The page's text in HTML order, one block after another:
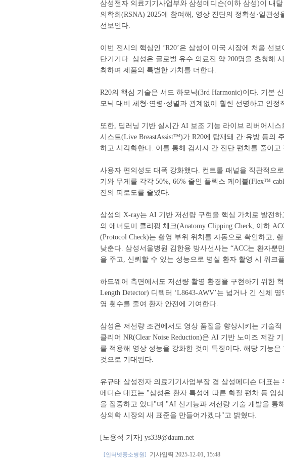
삼성전자 의료기기사업부와 삼성메디슨(이하 삼성)이 내
의학회(RSNA) 2025에 참여해, 영상 진단의 정확성·일관
선보인다.
이번 전시의 핵심인 ‘R20’은 삼성이 미국 시장에 처음 선
단기기다. 삼성은 글로벌 유수 의료진 약 200명을 초청해
최하며 제품의 특별한 가치를 더한다.
R20의 핵심 기술은 서드 하모닉(3rd Harmonic)이다. 기본
모닉 대비 체형·연령·성별과 관계없이 훨씬 선명하고 안정
또한, 딥러닝 기반 실시간 AI 보조 기능 라이브 리버어시
시스트(Live BreastAssist™)가 R20에 탑재돼 간·유방 등의
하고 시각화한다. 이를 통해 검사자 간 진단 편차를 줄이고
사용자 편의성도 대폭 강화했다. 컨트롤 패널을 직관적으
기와 무게를 각각 50%, 66% 줄인 플렉스 케이블(Flex™
진의 피로도를 줄였다.
삼성의 X-ray는 AI 기반 저선량 구현을 핵심 가치로 발전
의 애너토미 클리핑 체크(Anatomy Clipping Check, 이하
(Protocol Check)는 촬영 부위 위치를 자동으로 확인하고,
낮춘다. 삼성서울병원 김한용 방사선사는 “ACC는 환자뿐
을 주고, 신뢰할 수 있는 성능으로 병실 환자 촬영 시 워크
하드웨어 측면에서도 저선량 촬영 환경을 구현하기 위한
Length Detector) 디텍터 ‘L8643-AWV’는 넓거나 긴 신체
영 횟수를 줄여 환자 안전에 기여한다.
삼성은 저선량 조건에서도 영상 품질을 향상시키는 기술
클리어 NR(Clear Noise Reduction)은 AI 기반 노이즈 저감
를 적용해 영상 성능을 강화한 것이 특징이다. 해당 기능
것으로 기대된다.
유규태 삼성전자 의료기기사업부장 겸 삼성메디슨 대표
메디슨 대표는 "삼성은 환자 특성에 따른 화질 편차 등 임
을 집중하고 있다"며 "AI 신기능과 저선량 기술 개발을 통
상의학 시장의 새 표준을 만들어가겠다"고 밝혔다.
[노용석 기자] ys339@daum.net
[인터넷중소병원] 기사입력 2025-12-01, 15:48